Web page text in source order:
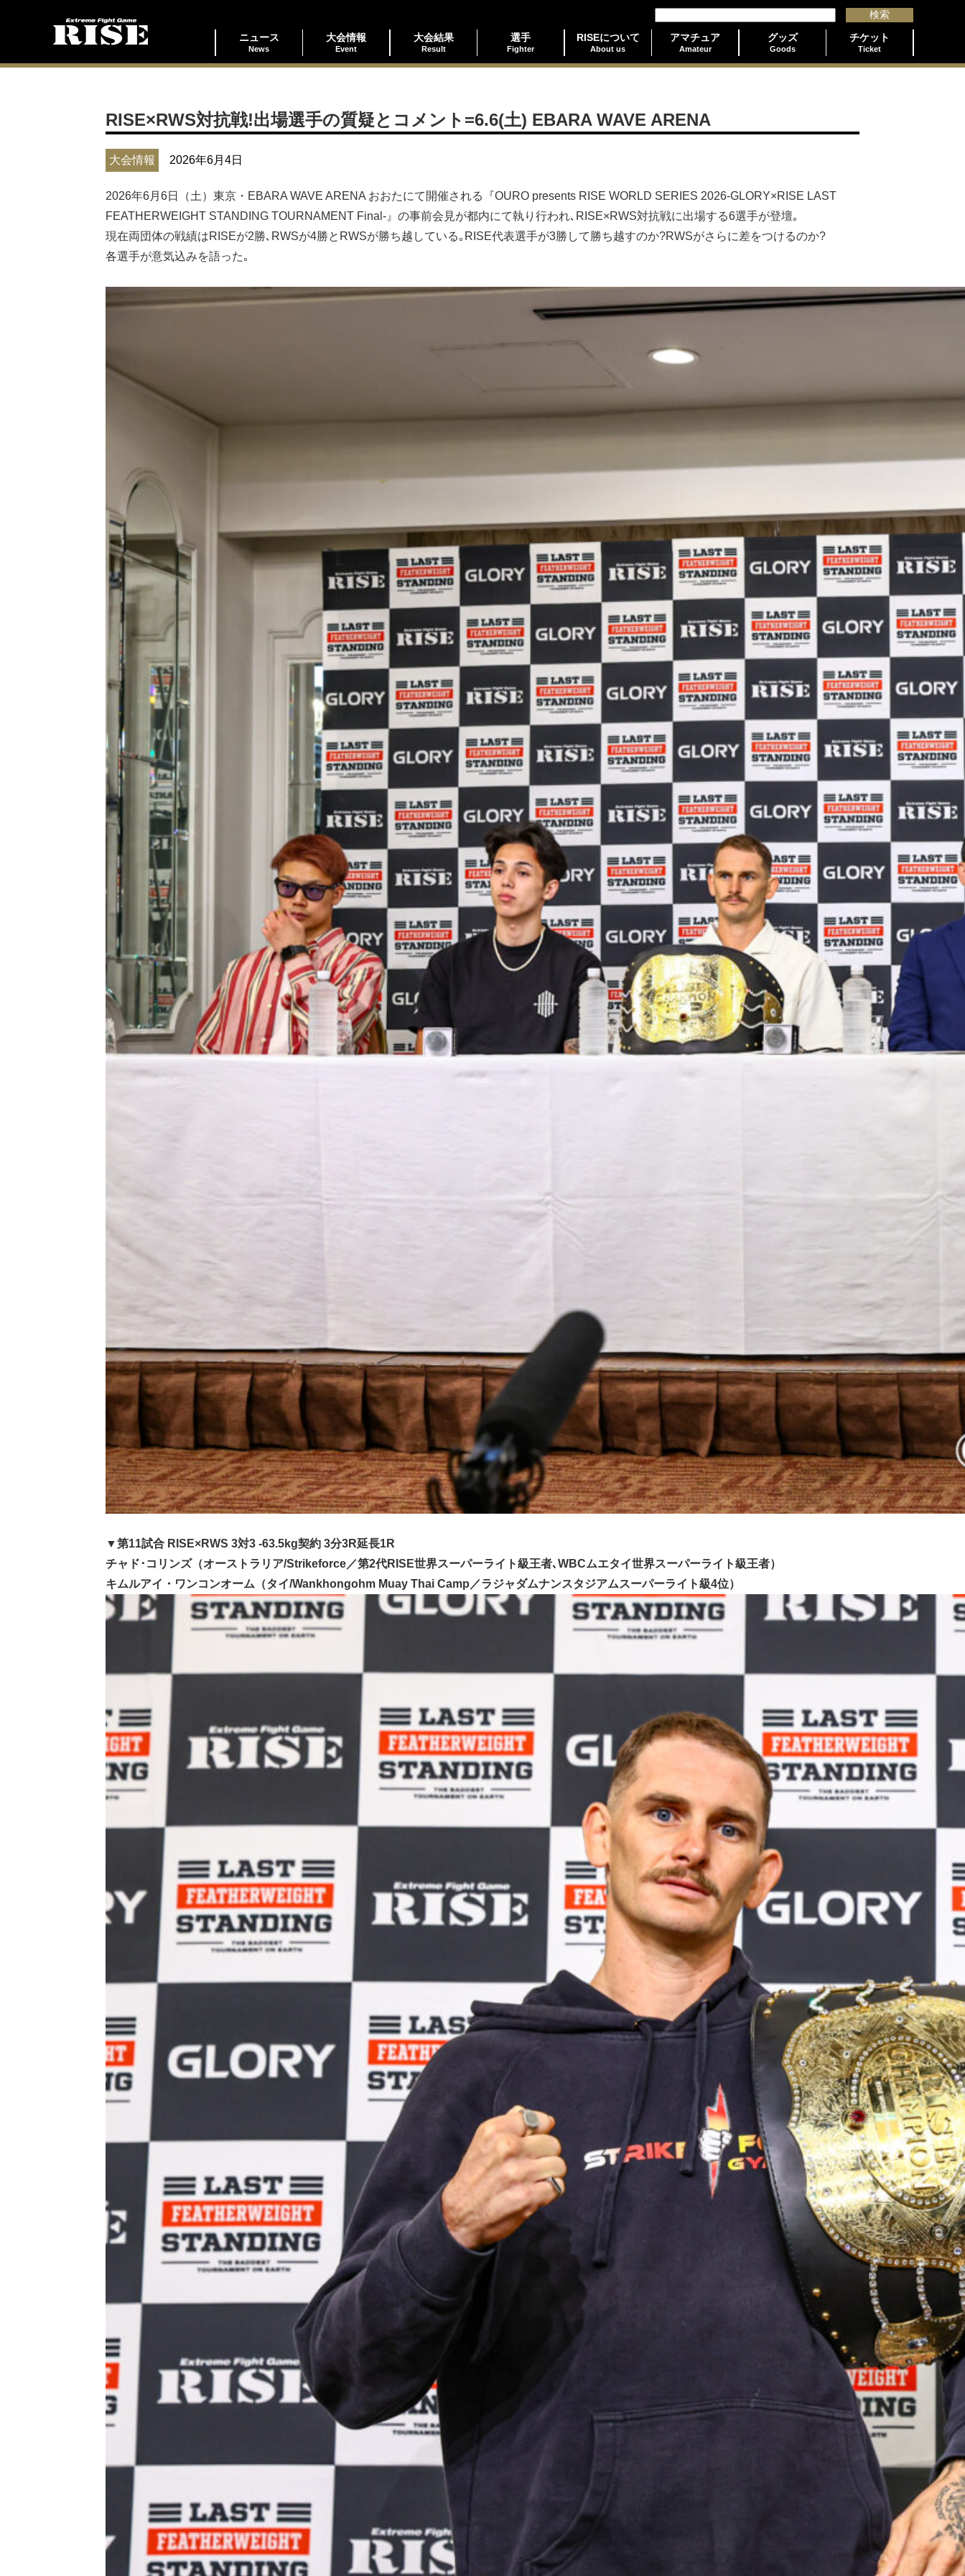
ニュース
News
大会情報
Event
大会結果
Result
選手
Fighter
RISEについて
About us
アマチュア
Amateur
グッズ
Goods
チケット
Ticket
RISE×RWS対抗戦!出場選手の質疑とコメント=6.6(土) EBARA WAVE ARENA
大会情報 2026年6月4日
2026年6月6日（土）東京・EBARA WAVE ARENA おおたにて開催される『OURO presents RISE WORLD SERIES 2026-GLORY×RISE LAST
FEATHERWEIGHT STANDING TOURNAMENT Final-』の事前会見が都内にて執り行われ､RISE×RWS対抗戦に出場する6選手が登壇｡
現在両団体の戦績はRISEが2勝､RWSが4勝とRWSが勝ち越している｡RISE代表選手が3勝して勝ち越すのか?RWSがさらに差をつけるのか?
各選手が意気込みを語った｡
▼第11試合 RISE×RWS 3対3 -63.5kg契約 3分3R延長1R
チャド･コリンズ（オーストラリア/Strikeforce／第2代RISE世界スーパーライト級王者､WBCムエタイ世界スーパーライト級王者）
キムルアイ・ワンコンオーム（タイ/Wankhongohm Muay Thai Camp／ラジャダムナンスタジアムスーパーライト級4位）